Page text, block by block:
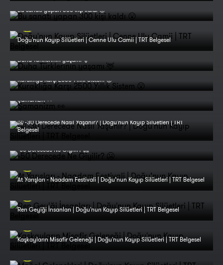
Bu sanatı yapan 300 kişi kaldı 😮
Doğu'nun Kayıp Silüetleri | Cenne Ulu Camii | TRT Belgesel
Duha Türklerinin yaşamı 🦌
Kuraklığa Karşı 2500 Yıllık Sistem 😮
Şamanizm 👀
🥶 -30 Derecede Nasıl Yaşanır? | Doğu'nun Kayıp Silüetleri | TRT
Belgesel
-50 Derecede Ne Giyilir? 🥶
At Yarışları - Naadam Festivali | Doğu’nun Kayıp Silüetleri | TRT Belgesel
Ren Geyiği İnsanları | Doğu'nun Kayıp Silüetleri | TRT Belgesel
Kaşkayların Misafir Geleneği | Doğu'nun Kayıp Silüetleri | TRT Belgesel